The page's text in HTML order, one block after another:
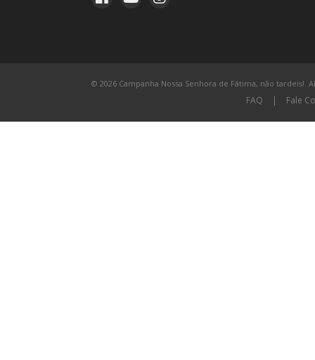
© 2026 Campanha Nossa Senhora de Fátima, não tardeis!.
FAQ | Fale